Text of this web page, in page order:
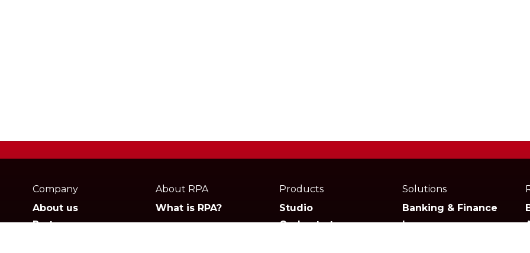
Company
About us
Partners
About RPA
What is RPA?
Products
Studio
Orchestrator
Solutions
Banking & Finance
Insurance